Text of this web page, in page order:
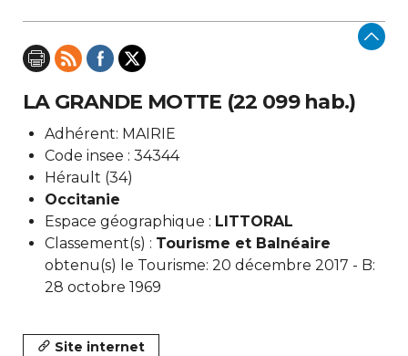
LA GRANDE MOTTE (22 099 hab.)
Adhérent: MAIRIE
Code insee : 34344
Hérault (34)
Occitanie
Espace géographique : LITTORAL
Classement(s) : Tourisme et Balnéaire
obtenu(s) le Tourisme: 20 décembre 2017 - B:
28 octobre 1969
Site internet